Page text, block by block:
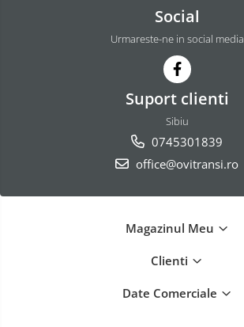
Social
Urmareste-ne in social media
Suport clienti
Sibiu
0745301839
office@ovitransi.ro
Magazinul Meu
Clienti
Date Comerciale